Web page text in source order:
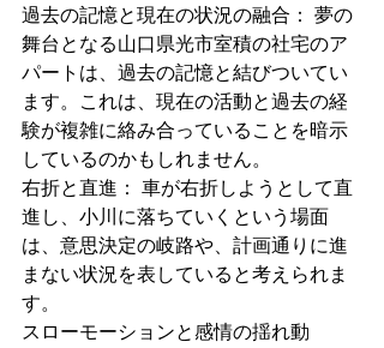
過去の記憶と現在の状況の融合： 夢の
舞台となる山口県光市室積の社宅のア
パートは、過去の記憶と結びついてい
ます。これは、現在の活動と過去の経
験が複雑に絡み合っていることを暗示
しているのかもしれません。
右折と直進： 車が右折しようとして直
進し、小川に落ちていくという場面
は、意思決定の岐路や、計画通りに進
まない状況を表していると考えられま
す。
スローモーションと感情の揺れ動